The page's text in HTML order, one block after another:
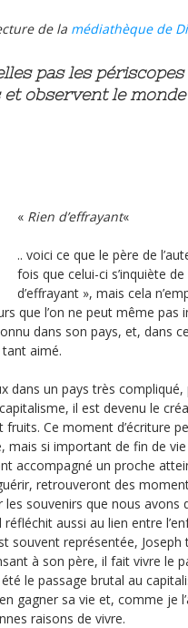
de la médiathèque de
pas les
et observent le
« Rien d’effrayant«
.. voici ce que le père de
fois que celui-ci s’inquiète
d’effrayant », mais cela
que l’on ne peut même pas
dans son pays, et, dans
tant aimé.
dans un pays très
il est devenu le
Ce moment d’écriture
si important de fin de
accompagné un proche
retrouveront des
les souvenirs que nous
réfléchit aussi au lien entre
souvent représentée,
à son père, il fait vivre le
le passage brutal au
gagner sa vie et, comme je
raisons de vivre.